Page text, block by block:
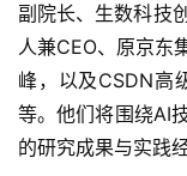
副院长、生数科技
人兼CEO、原京东
峰，以及CSDN高
等。他们将围绕AI
的研究成果与实践经